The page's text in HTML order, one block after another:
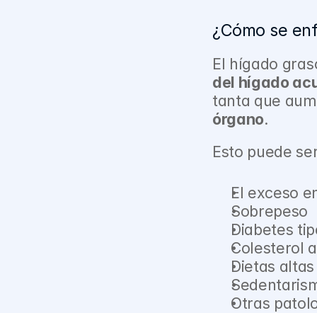
¿Cómo se
El hígado
del hígado
tanta que
órgano.
Esto puede
El exceso
Sobrepeso
Diabetes
Colesterol
Dietas
Otras